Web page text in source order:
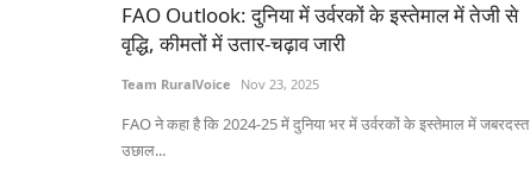
FAO Outlook: दुनिया में उर्वरकों के इस्तेमाल में तेजी से
वृद्धि, कीमतों में उतार-चढ़ाव जारी
Team RuralVoice Nov 23, 2025
FAO ने कहा है कि 2024-25 में दुनिया भर में उर्वरकों के इस्तेमाल में जबरदस्त
उछाल...